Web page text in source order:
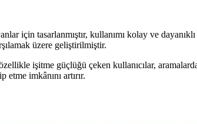
için tasarlanmıştır, kullanımı kolay ve
üzere geliştirilmiştir.
işitme güçlüğü çeken kullanıcılar,
imkânını artırır.